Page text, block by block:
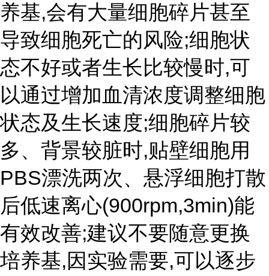
养基,会有大量细胞碎片甚至
导致细胞死亡的风险;细胞状
态不好或者生长比较慢时,可
以通过增加血清浓度调整细胞
状态及生长速度;细胞碎片较
多、背景较脏时,贴壁细胞用
PBS漂洗两次、悬浮细胞打散
后低速离心(900rpm,3min)能
有效改善;建议不要随意更换
培养基,因实验需要,可以逐步